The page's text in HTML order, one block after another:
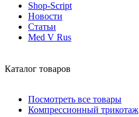
Shop-Script
Новости
Статьи
Med V Rus
Каталог товаров
Посмотреть все товары
Компрессионный трикотаж